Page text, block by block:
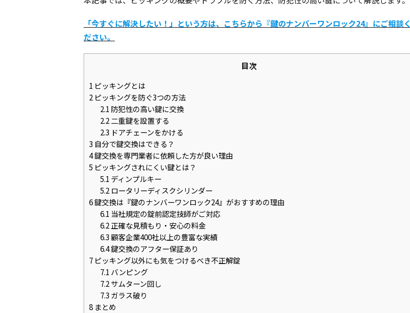
「今すぐに解決したい！」という方は、こちらから『鍵のナンバーワンロック24』にご相談く
ださい。
目次
1 ピッキングとは
2 ピッキングを防ぐ3つの方法
2.1 防犯性の高い鍵に交換
2.2二重鍵を設置する
2.3 ドアチェーンをかける
3 自分で鍵交換はできる？
4鍵交換を専門業者に依頼した方が良い理由
5 ピッキングされにくい鍵とは？
5.1 ディンプルキー
5.2ロータリーディスクシリンダー
6鍵交換は『鍵のナンバーワンロック24』がおすすめの理由
6.1 当社規定の錠前認定技師がご対応
6.2正確な見積もり・安心の料金
6.3顧客企業400社以上の豊富な実績
6.4鍵交換のアフター保証あり
7 ピッキング以外にも気をつけるべき不正解錠
7.1 バンピング
7.2サムターン回し
7.3 ガラス破り
8 まとめ